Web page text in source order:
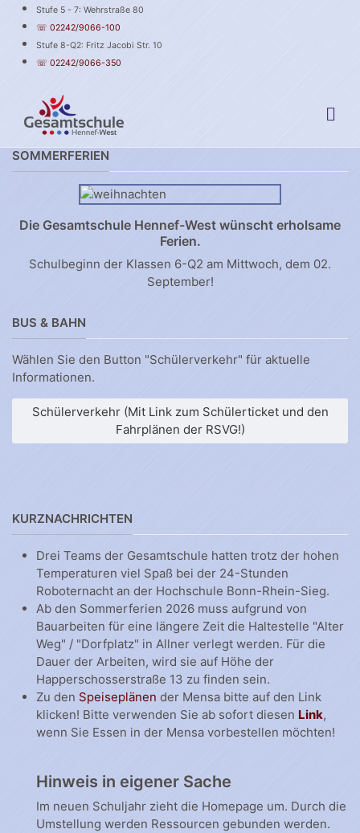
Stufe 5 - 7: Wehrstraße 80
☏ 02242/9066-100
Stufe 8-Q2: Fritz Jacobi Str. 10
☏ 02242/9066-350
SOMMERFERIEN
Die Gesamtschule Hennef-West wünscht erholsame
Ferien.
Schulbeginn der Klassen 6-Q2 am Mittwoch, dem 02.
September!
BUS & BAHN
Wählen Sie den Button "Schülerverkehr" für aktuelle
Informationen.
Schülerverkehr (Mit Link zum Schülerticket und den
Fahrplänen der RSVG!)
KURZNACHRICHTEN
Drei Teams der Gesamtschule hatten trotz der hohen
Temperaturen viel Spaß bei der 24-Stunden
Roboternacht an der Hochschule Bonn-Rhein-Sieg.
Ab den Sommerferien 2026 muss aufgrund von
Bauarbeiten für eine längere Zeit die Haltestelle "Alter
Weg" / "Dorfplatz" in Allner verlegt werden. Für die
Dauer der Arbeiten, wird sie auf Höhe der
Happerschosserstraße 13 zu finden sein.
Zu den Speiseplänen der Mensa bitte auf den Link
klicken! Bitte verwenden Sie ab sofort diesen Link,
wenn Sie Essen in der Mensa vorbestellen möchten!
Hinweis in eigener Sache
Im neuen Schuljahr zieht die Homepage um. Durch die
Umstellung werden Ressourcen gebunden werden.